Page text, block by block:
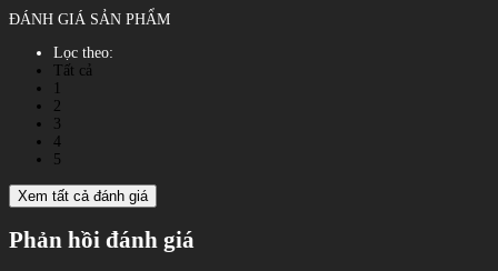
ĐÁNH GIÁ SẢN PHẨM
Lọc theo:
Tất cả
2
3
4
5
Xem tất cả đánh giá
Phản hồi đánh giá